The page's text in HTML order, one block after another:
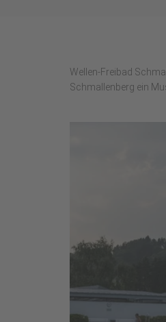
Wellen-Freibad
Schmallenberg ein